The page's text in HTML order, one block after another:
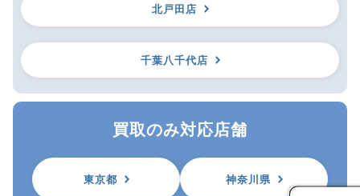
北戸田店
千葉八千代店
買取のみ対応店舗
東京都 神奈川県